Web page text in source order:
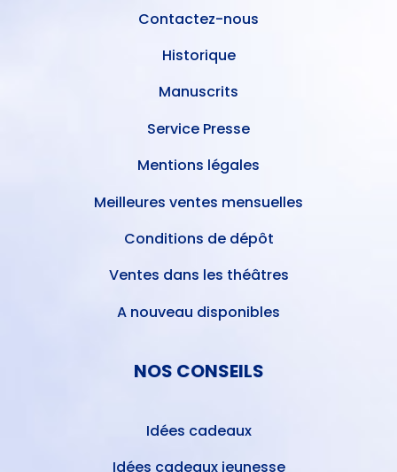
Contactez-nous
Historique
Manuscrits
Service Presse
Mentions légales
Meilleures ventes mensuelles
Conditions de dépôt
Ventes dans les théâtres
A nouveau disponibles
NOS CONSEILS
Idées cadeaux
Idées cadeaux jeunesse